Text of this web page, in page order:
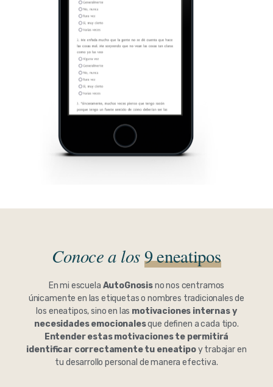
Conoce a los9 eneatipos
En mi escuela AutoGnosisno nos centramos
únicamente en las etiquetas o nombres tradicionales de
los eneatipos, sino en las motivaciones internas y
necesidades emocionalesque definen a cada tipo.
Entender estas motivaciones te permitirá
identificar correctamente tu eneatipoy trabajar en
tu desarrollo personal de manera efectiva.